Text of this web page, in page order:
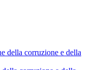
della corruzione e della